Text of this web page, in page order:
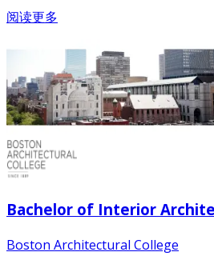
阅读更多
Bachelor of Interior
Boston Architectural College